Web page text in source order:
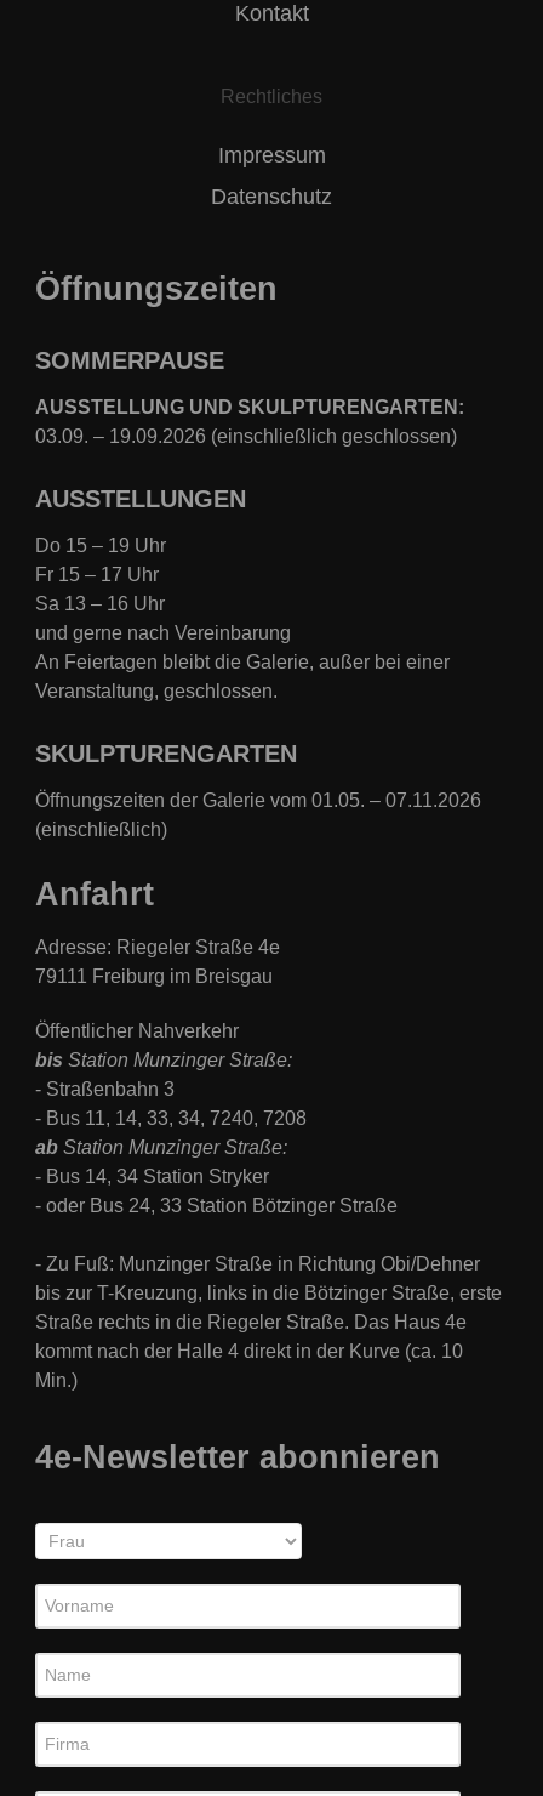
Kontakt
Rechtliches
Impressum
Datenschutz
Öffnungszeiten
SOMMERPAUSE
AUSSTELLUNG UND SKULPTURENGARTEN:
03.09. – 19.09.2026 (einschließlich geschlossen)
AUSSTELLUNGEN
Do 15 – 19 Uhr
Fr 15 – 17 Uhr
Sa 13 – 16 Uhr
und gerne nach Vereinbarung
An Feiertagen bleibt die Galerie, außer bei einer
Veranstaltung, geschlossen.
SKULPTURENGARTEN
Öffnungszeiten der Galerie vom 01.05. – 07.11.2026
(einschließlich)
Anfahrt
Adresse: Riegeler Straße 4e
79111 Freiburg im Breisgau
Öffentlicher Nahverkehr
bis Station Munzinger Straße:
- Straßenbahn 3
- Bus 11, 14, 33, 34, 7240, 7208
ab StationMunzinger Straße:
- Bus 14, 34 Station Stryker
- oder Bus 24, 33 Station Bötzinger Straße
- Zu Fuß: Munzinger Straße in Richtung Obi/Dehner
bis zur T-Kreuzung, links in die Bötzinger Straße, erste
Straße rechts in die Riegeler Straße. Das Haus 4e
kommt nach der Halle 4 direkt in der Kurve (ca. 10
Min.)
4e-Newsletter abonnieren